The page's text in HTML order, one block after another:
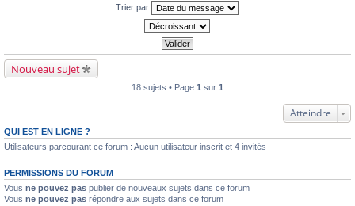
Trier par
Nouveau sujet
18 sujets • Page 1 sur 1
Atteindre
QUI EST EN LIGNE ?
Utilisateurs parcourant ce forum : Aucun utilisateur inscrit et 4 invités
PERMISSIONS DU FORUM
Vous ne pouvez pas publier de nouveaux sujets dans ce forum
Vous ne pouvez pas répondre aux sujets dans ce forum